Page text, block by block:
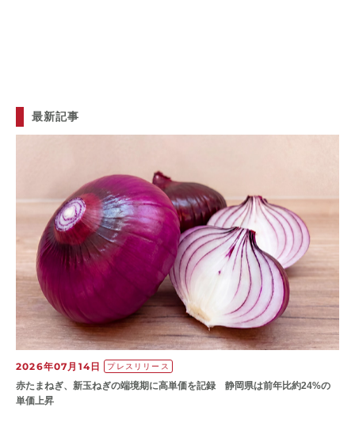
最新記事
2026年07月14日 プレスリリース
赤たまねぎ、新玉ねぎの端境期に高単価を記録 静岡県は前年比約24%の
単価上昇